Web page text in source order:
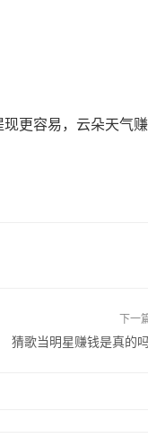
更容易，云朵天气
下一
猜歌当明星赚钱是真的